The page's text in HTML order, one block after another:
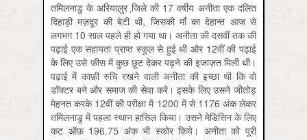
तमिलनाडु के अरियालुर जि़ले की 17 वर्षीय अनीता एक दलित
दिहाड़ी मज़दूर की बेटी थी, जिसकी माँ का देहान्त आज से
लगभग 10 साल पहले ही हो गया था। अनीता की दसवीं तक की
पढ़ाई एक सहायता प्राप्त स्कूल से हुई थी और 12वीं की पढ़ाई
के लिए उसे फ़ीस में कुछ छूट देकर पढ़ने की इजाज़त मिली थी।
पढ़ाई में काफ़ी रुचि रखने वाली अनीता की इच्छा थी कि वो
डॉक्टर बने और समाज की सेवा करे। इसके लिए उसने जीतोड़
मेहनत करके 12वीं की परीक्षा में 1200 में से 1176 अंक लेकर
तमिलनाडु में पहला स्थान हासिल किया। उसने मेडिसिन के लिए
कट ऑफ़ 196.75 अंक भी स्कोर किये। अनीता को पूरी